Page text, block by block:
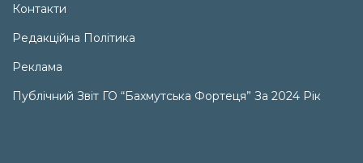
Контакти
Редакційна Політика
Реклама
Публічний Звіт ГО “Бахмутська Фортеця” За 2024 Рік